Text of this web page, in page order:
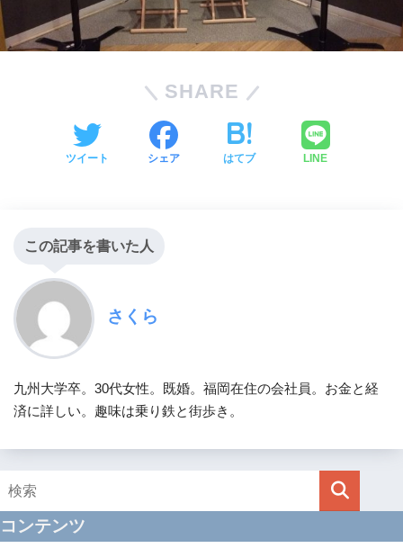
SHARE
ツイート シェア はてブ LINE
この記事を書いた人
さくら
九州大学卒。30代女性。既婚。福岡在住の会社員。お金と経
済に詳しい。趣味は乗り鉄と街歩き。
コンテンツ